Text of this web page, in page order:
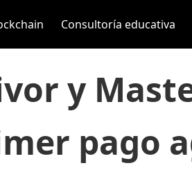
Consultoría educativa
y
pago